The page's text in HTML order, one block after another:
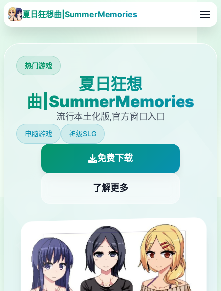
夏日狂想曲|SummerMemories
热门游戏
夏日狂想
曲|SummerMemories
流行本土化版,官方窗口入口
电脑游戏 神级SLG
免费下载
了解更多